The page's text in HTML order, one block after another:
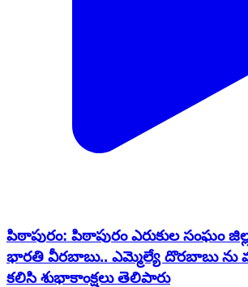
పిఠాపురం: పిఠాపురం ఎరుకుల సంఘం
భారతి వీరబాబు.. ఎమ్మెల్యే దొరబాబు ను
కలిసి శుభాకాంక్షలు తెలిపారు